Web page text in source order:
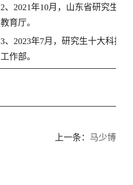
2、 2021年10月，山东省研究生优
教育厅。
3、 2023年7月，研究生十大科技
工作部。
上一条： 马少博